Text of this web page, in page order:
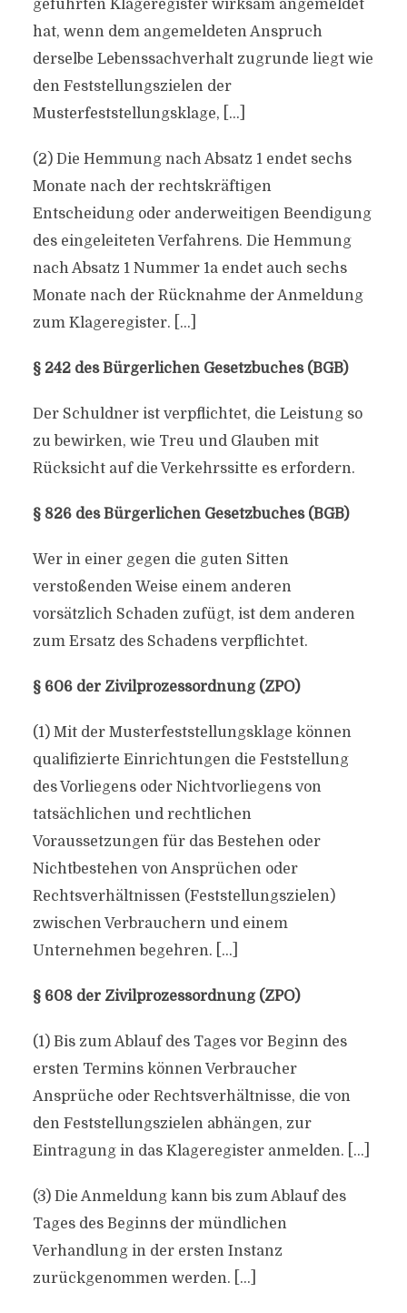
geführten Klageregister wirksam angemeldet
hat, wenn dem angemeldeten Anspruch
derselbe Lebenssachverhalt zugrunde liegt wie
den Feststellungszielen der
Musterfeststellungsklage, […]
(2) Die Hemmung nach Absatz 1 endet sechs
Monate nach der rechtskräftigen
Entscheidung oder anderweitigen Beendigung
des eingeleiteten Verfahrens. Die Hemmung
nach Absatz 1 Nummer 1a endet auch sechs
Monate nach der Rücknahme der Anmeldung
zum Klageregister. […]
§ 242 des Bürgerlichen Gesetzbuches (BGB)
Der Schuldner ist verpflichtet, die Leistung so
zu bewirken, wie Treu und Glauben mit
Rücksicht auf die Verkehrssitte es erfordern.
§ 826 des Bürgerlichen Gesetzbuches (BGB)
Wer in einer gegen die guten Sitten
verstoßenden Weise einem anderen
vorsätzlich Schaden zufügt, ist dem anderen
zum Ersatz des Schadens verpflichtet.
§ 606 der Zivilprozessordnung (ZPO)
(1) Mit der Musterfeststellungsklage können
qualifizierte Einrichtungen die Feststellung
des Vorliegens oder Nichtvorliegens von
tatsächlichen und rechtlichen
Voraussetzungen für das Bestehen oder
Nichtbestehen von Ansprüchen oder
Rechtsverhältnissen (Feststellungszielen)
zwischen Verbrauchern und einem
Unternehmen begehren. […]
§ 608 der Zivilprozessordnung (ZPO)
(1) Bis zum Ablauf des Tages vor Beginn des
ersten Termins können Verbraucher
Ansprüche oder Rechtsverhältnisse, die von
den Feststellungszielen abhängen, zur
Eintragung in das Klageregister anmelden. […]
(3) Die Anmeldung kann bis zum Ablauf des
Tages des Beginns der mündlichen
Verhandlung in der ersten Instanz
zurückgenommen werden. […]